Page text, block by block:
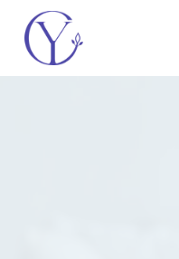
para